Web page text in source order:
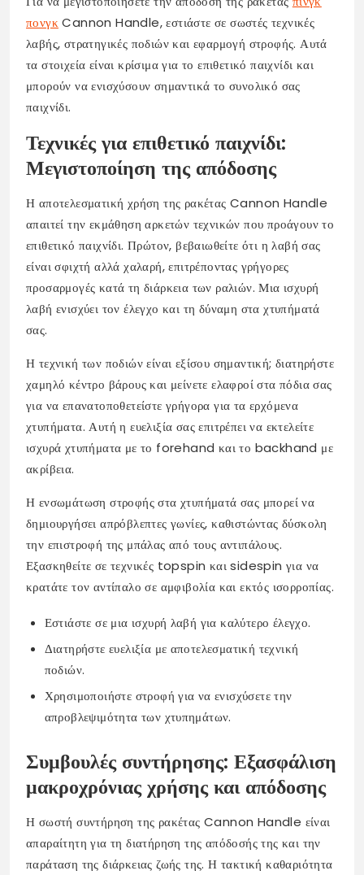
πονγκCannon Handle, εστιάστε σε σωστές τεχνικές
λαβής, στρατηγικές ποδιών και εφαρμογή στροφής. Αυτά
τα στοιχεία είναι κρίσιμα για το επιθετικό παιχνίδι και
μπορούν να ενισχύσουν σημαντικά το συνολικό σας
παιχνίδι.
Τεχνικές για επιθετικό παιχνίδι:
Μεγιστοποίηση της απόδοσης
Η αποτελεσματική χρήση της ρακέτας Cannon Handle
απαιτεί την εκμάθηση αρκετών τεχνικών που προάγουν το
επιθετικό παιχνίδι. Πρώτον, βεβαιωθείτε ότι η λαβή σας
είναι σφιχτή αλλά χαλαρή, επιτρέποντας γρήγορες
προσαρμογές κατά τη διάρκεια των ραλιών. Μια ισχυρή
λαβή ενισχύει τον έλεγχο και τη δύναμη στα χτυπήματά
σας.
Η τεχνική των ποδιών είναι εξίσου σημαντική; διατηρήστε
χαμηλό κέντρο βάρους και μείνετε ελαφροί στα πόδια σας
για να επανατοποθετείστε γρήγορα για τα ερχόμενα
χτυπήματα. Αυτή η ευελιξία σας επιτρέπει να εκτελείτε
ισχυρά χτυπήματα με το forehand και το backhand με
ακρίβεια.
Η ενσωμάτωση στροφής στα χτυπήματά σας μπορεί να
δημιουργήσει απρόβλεπτες γωνίες, καθιστώντας δύσκολη
την επιστροφή της μπάλας από τους αντιπάλους.
Εξασκηθείτε σε τεχνικές topspin και sidespin για να
κρατάτε τον αντίπαλο σε αμφιβολία και εκτός ισορροπίας.
Εστιάστε σε μια ισχυρή λαβή για καλύτερο έλεγχο.
Διατηρήστε ευελιξία με αποτελεσματική τεχνική
ποδιών.
Χρησιμοποιήστε στροφή για να ενισχύσετε την
απροβλεψιμότητα των χτυπημάτων.
Συμβουλές συντήρησης: Εξασφάλιση
μακροχρόνιας χρήσης και απόδοσης
Η σωστή συντήρηση της ρακέτας Cannon Handle είναι
απαραίτητη για τη διατήρηση της απόδοσής της και την
παράταση της διάρκειας ζωής της. Η τακτική καθαριότητα